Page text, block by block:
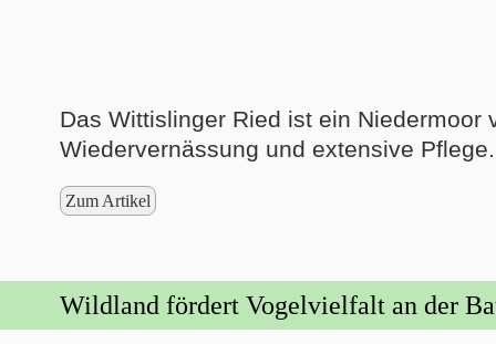
Das Wittislinger Ried ist ein
Wiedervernässung und extensive Pflege.
Zum Artikel
Wildland fördert Vogelvielfalt an der